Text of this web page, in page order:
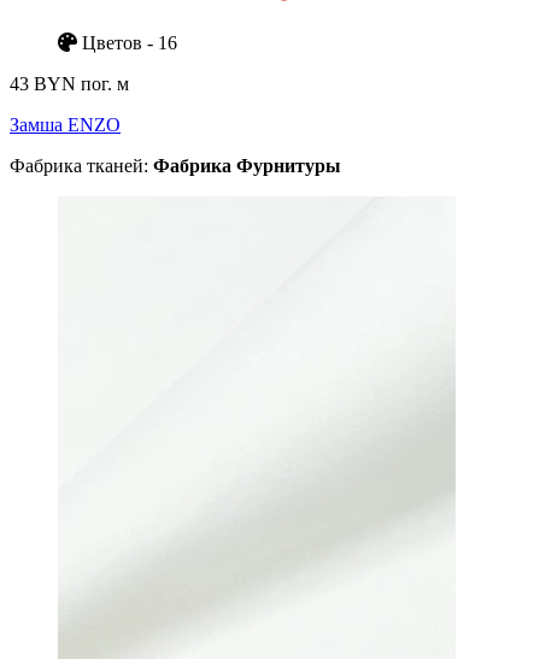
Цветов - 16
43 BYN пог. м
Замша ENZO
Фабрика тканей: Фабрика Фурнитуры